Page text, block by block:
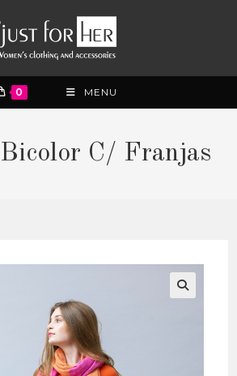
0 MENU
C/ Franjas